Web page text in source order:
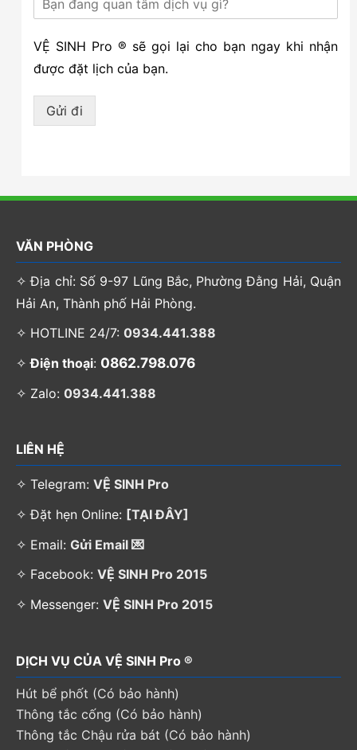
VỆ SINH Pro ® sẽ gọi lại cho bạn ngay khi nhận
được đặt lịch của bạn.
Gửi đi
VĂN PHÒNG
✧ Địa chỉ: Số 9-97 Lũng Bắc, Phường Đằng Hải, Quận
Hải An, Thành phố Hải Phòng.
✧ HOTLINE 24/7: 0934.441.388
✧Điện thoại: 0862.798.076
✧ Zalo: 0934.441.388
LIÊN HỆ
✧ Telegram: VỆ SINH Pro
✧ Đặt hẹn Online: [TẠI ĐÂY]
✧ Email: Gửi Email 💌
✧ Facebook: VỆ SINH Pro 2015
✧ Messenger: VỆ SINH Pro 2015
DỊCH VỤ CỦA VỆ SINH Pro ®
Hút bể phốt (Có bảo hành)
Thông tắc cống (Có bảo hành)
Thông tắc Chậu rửa bát (Có bảo hành)